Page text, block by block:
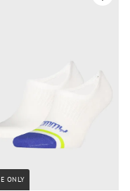
ONLY